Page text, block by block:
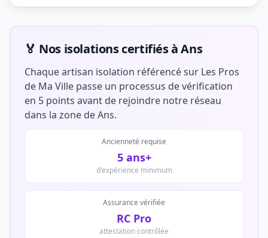
🏅 Nos isolations certifiés à Ans
Chaque artisan isolation référencé sur Les Pros
de Ma Ville passe un processus de vérification
en 5 points avant de rejoindre notre réseau
dans la zone de Ans.
Ancienneté requise
5 ans+
d'expérience minimum
Assurance vérifiée
RC Pro
attestation contrôlée